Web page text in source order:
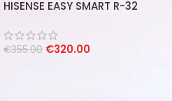
HISENSE EASY SMART R-32
CONDIZIONATORE INVERTER 9000
BTU WIFI INTEGRATO A++/A+
€355.00 €320.00